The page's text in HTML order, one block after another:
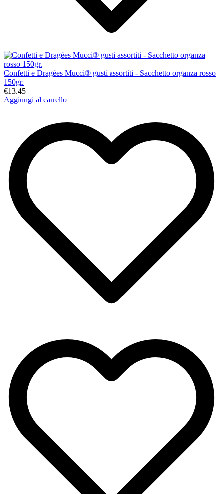
Confetti e Dragées Mucci® gusti assortiti - Sacchetto organza rosso
150gr.
€13.45
Aggiungi al carrello